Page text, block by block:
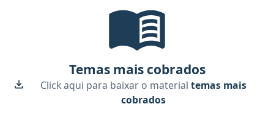
Temas mais cobrados
Click aqui para baixar o material temas mais
cobrados